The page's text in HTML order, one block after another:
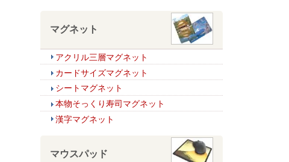
マグネット
アクリル三層マグネット
カードサイズマグネット
シートマグネット
本物そっくり寿司マグネット
漢字マグネット
マウスパッド